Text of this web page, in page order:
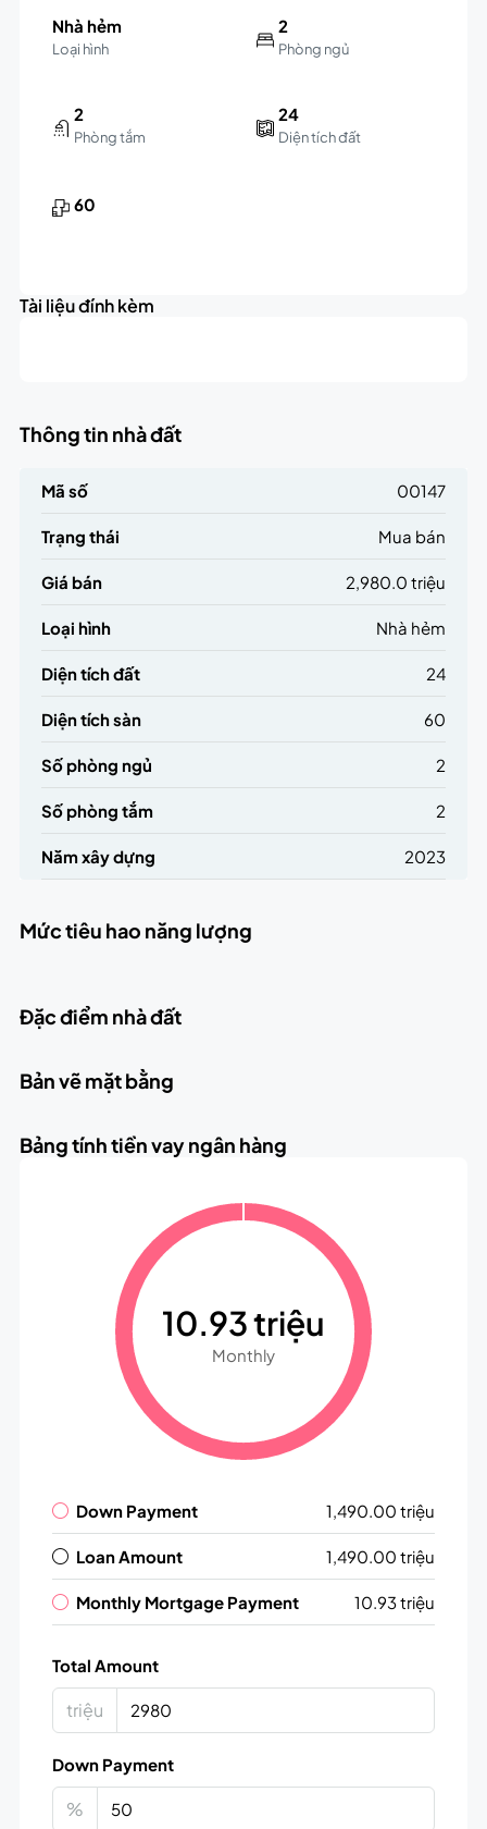
Nhà hẻm
Loại hình
2
Phòng ngủ
2
Phòng tắm
24
Diện tích đất
60
Tài liệu đính kèm
Thông tin nhà đất
Mã số 00147
Trạng thái Mua bán
Giá bán 2,980.0 triệu
Loại hình Nhà hẻm
Diện tích đất 24
Diện tích sàn 60
Số phòng ngủ 2
Số phòng tắm 2
Năm xây dựng 2023
Mức tiêu hao năng lượng
Đặc điểm nhà đất
Bản vẽ mặt bằng
Bảng tính tiền vay ngân hàng
10.93 triệu
Monthly
Down Payment 1,490.00 triệu
Loan Amount 1,490.00 triệu
Monthly Mortgage Payment 10.93 triệu
Total Amount
triệu
Down Payment
%